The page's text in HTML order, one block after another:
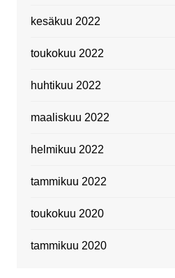
kesäkuu 2022
toukokuu 2022
huhtikuu 2022
maaliskuu 2022
helmikuu 2022
tammikuu 2022
toukokuu 2020
tammikuu 2020